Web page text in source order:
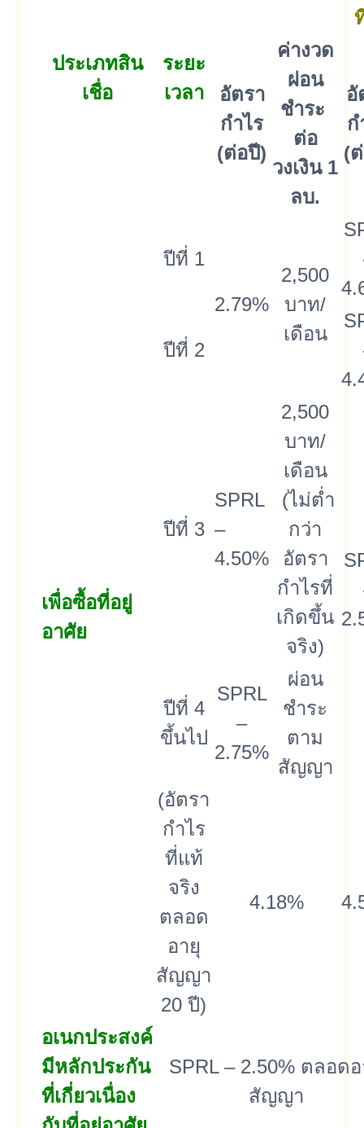
ประเภทสิน
เชื่อ
ระยะ
เวลา
อัตรา
กำไร
(ต่อปี)
ค่างวด
ผ่อน
ชำระ
ต่อ
วงเงิน 1
ลบ.
อั
ก
(
เพื่อซื้อที่อยู่
อาศัย
ปีที่ 1
2.79%
2,500
บาท/
เดือน
ปีที่ 2
ปีที่ 3
SPRL
–
4.50%
2,500
บาท/
เดือน
(ไม่ต่ำ
กว่า
อัตรา
กำไรที่
เกิดขึ้น
จริง)
ปีที่ 4
ขึ้นไป
SPRL
–
2.75%
ผ่อน
ชำระ
ตาม
สัญญา
(อัตรา
กำไร
ที่แท้
จริง
ตลอด
อายุ
สัญญา
20 ปี)
4.18%
อเนกประสงค์
มีหลักประกัน
ที่เกี่ยวเนื่อง
SPRL – 2.50% ตลอด
สัญญา